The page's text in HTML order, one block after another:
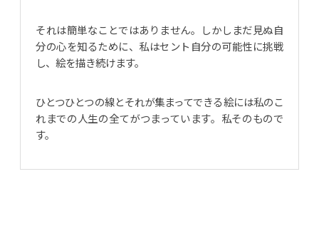
それは簡単なことではありません。しかしまだ見ぬ自
分の心を知るために、私はセント自分の可能性に挑戦
し、絵を描き続けます。
ひとつひとつの線とそれが集まってできる絵には私のこ
れまでの人生の全てがつまっています。私そのもので
す。